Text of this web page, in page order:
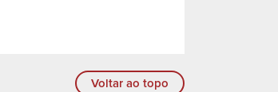
Voltar ao topo